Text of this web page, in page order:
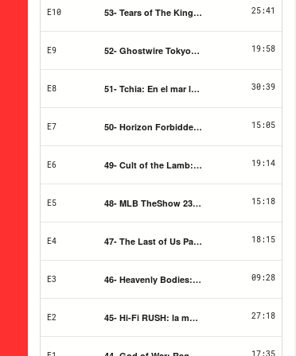
E10 53- Tears of The Kingdom: A ver qué puedes
25:41
E9 52- Ghostwire Tokyo: Booo! 19:58
E8 51- Tchia: En el mar la vida es más sabrosa
30:39
E7 50- Horizon Forbidden West Burning15:05
E6 49- Cult of the Lamb: En la alfombra no!
19:14
E5 48- MLB TheShow 23: Béisbol para todes!
15:18
E4 47- The Last of Us Part I: No eres héroe
18:15
E3 46- Heavenly Bodies: Confundir arriba con
09:28
E2 45- Hi-Fi RUSH: la música en el corazón
27:18